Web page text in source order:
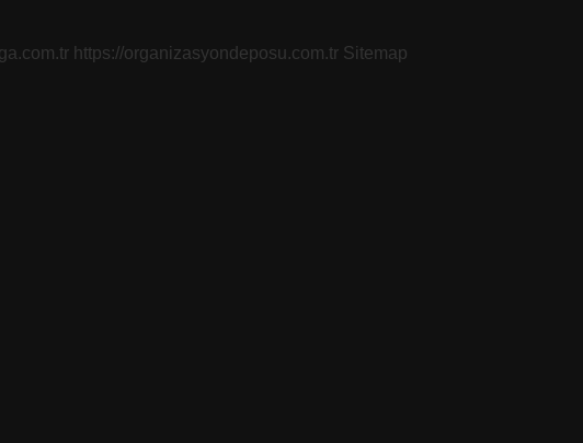
https://organizasyondeposu.com.tr Sitemap